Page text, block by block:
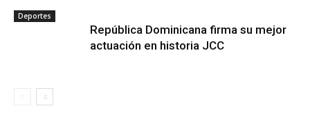
Deportes
República Dominicana firma su mejor
actuación en historia JCC